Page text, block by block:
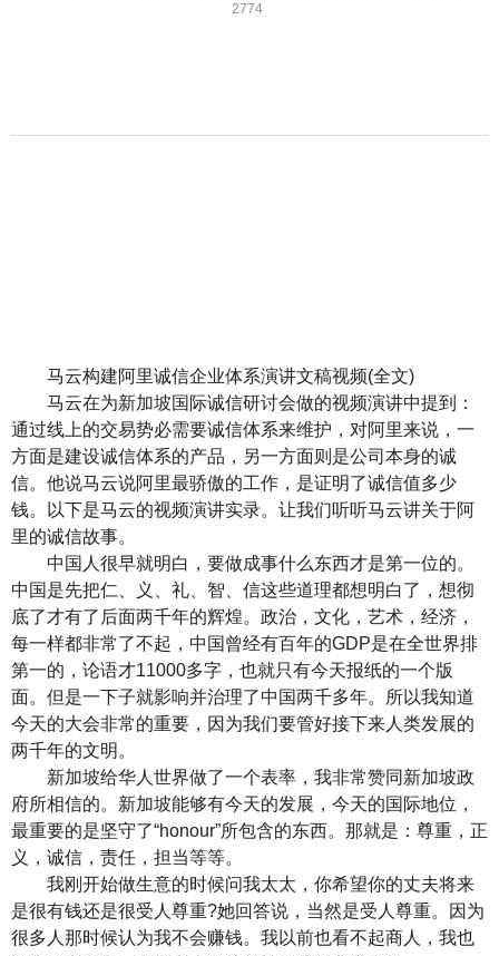
2774
马云构建阿里诚信企业体系演讲文稿视频(全文)
马云在为新加坡国际诚信研讨会做的视频演讲中提到：
通过线上的交易势必需要诚信体系来维护，对阿里来说，一
方面是建设诚信体系的产品，另一方面则是公司本身的诚
信。他说马云说阿里最骄傲的工作，是证明了诚信值多少
钱。以下是马云的视频演讲实录。让我们听听马云讲关于阿
里的诚信故事。
中国人很早就明白，要做成事什么东西才是第一位的。
中国是先把仁、义、礼、智、信这些道理都想明白了，想彻
底了才有了后面两千年的辉煌。政治，文化，艺术，经济，
每一样都非常了不起，中国曾经有百年的GDP是在全世界排
第一的，论语才11000多字，也就只有今天报纸的一个版
面。但是一下子就影响并治理了中国两千多年。所以我知道
今天的大会非常的重要，因为我们要管好接下来人类发展的
两千年的文明。
新加坡给华人世界做了一个表率，我非常赞同新加坡政
府所相信的。新加坡能够有今天的发展，今天的国际地位，
最重要的是坚守了“honour”所包含的东西。那就是：尊重，正
义，诚信，责任，担当等等。
我刚开始做生意的时候问我太太，你希望你的丈夫将来
是很有钱还是很受人尊重?她回答说，当然是受人尊重。因为
很多人那时候认为我不会赚钱。我以前也看不起商人，我也